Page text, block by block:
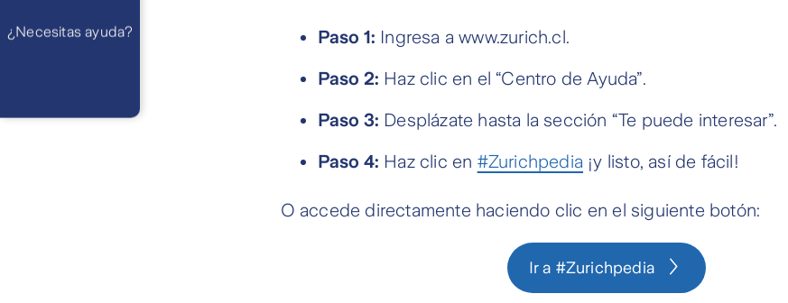
Paso 1: Ingresa a www.zurich.cl.
Paso 2: Haz clic en el “Centro de Ayuda”.
Paso 3: Desplázate hasta la sección “Te puede interesar”.
Paso 4: Haz clic en #Zurichpedia ¡y listo, así de fácil!
O accede directamente haciendo clic en el siguiente botón:
Ir a #Zurichpedia
¿Necesitas ayuda?
Atención 24